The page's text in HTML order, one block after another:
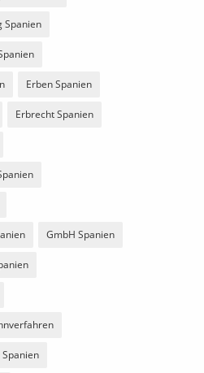
Spanien
Erben Spanien
Erbrecht Spanien
GmbH Spanien